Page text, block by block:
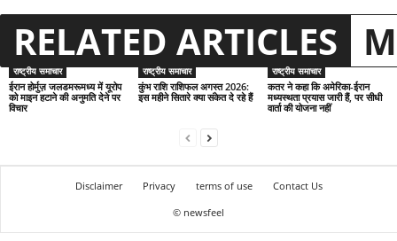
RELATED ARTICLES
राष्ट्रीय समाचार
ईरान होर्मुज़ जलडमरूमध्य में यूरोप
को माइन हटाने की अनुमति देने पर
विचार
राष्ट्रीय समाचार
कुंभ राशि राशिफल अगस्त 2026:
इस महीने सितारे क्या संकेत दे रहे हैं
राष्ट्रीय समाचार
कतर ने कहा कि अमेरिका-ईरान
मध्यस्थता प्रयास जारी हैं, पर सीधी
वार्ता की योजना नहीं
Disclaimer Privacy terms of use
Contact Us
© newsfeel